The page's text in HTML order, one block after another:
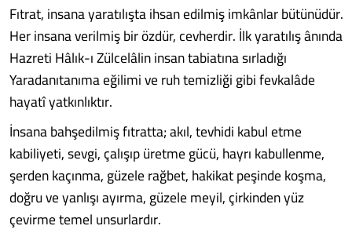
Fıtrat, insana yaratılışta ihsan edilmiş imkânlar bütünüdür.
Her insana verilmiş bir özdür, cevherdir. İlk yaratılış ânında
Hazreti Hâlık-ı Zülcelâlin insan tabiatına sırladığı
Yaradanıtanıma eğilimi ve ruh temizliği gibi fevkalâde
hayatî yatkınlıktır.
İnsana bahşedilmiş fıtratta; akıl, tevhidi kabul etme
kabiliyeti, sevgi, çalışıp üretme gücü, hayrı kabullenme,
şerden kaçınma, güzele rağbet, hakikat peşinde koşma,
doğru ve yanlışı ayırma, güzele meyil, çirkinden yüz
çevirme temel unsurlardır.